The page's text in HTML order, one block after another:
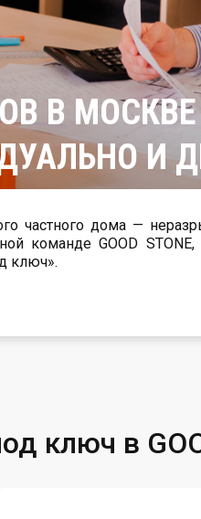
В
И
связанные между
STONE, Вы получите не
ключ».
ключ в